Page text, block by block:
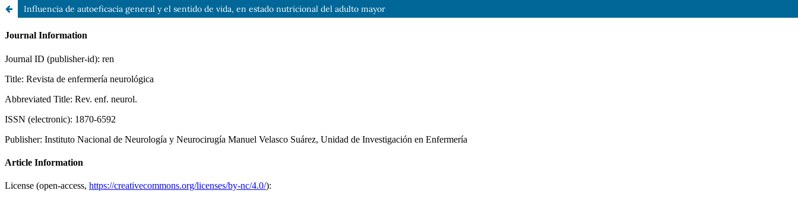
Influencia de autoeficacia general y el sentido de vida, en estado nutricional del adulto mayor